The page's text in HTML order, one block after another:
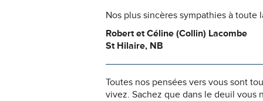
Nos plus sincères sympathies à
Robert et Céline (Collin) Lacombe
St Hilaire, NB
Toutes nos pensées vers vous sont
vivez. Sachez que dans le deuil vous